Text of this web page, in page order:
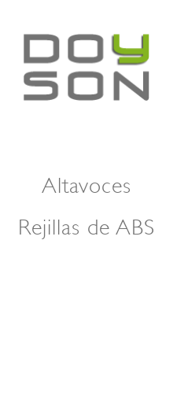
Altavoces
Rejillas de ABS